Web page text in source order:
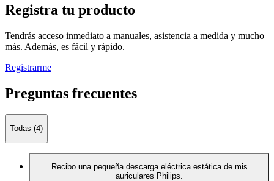
Registra tu producto
Tendrás acceso inmediato a manuales, asistencia a medida y mucho
más. Además, es fácil y rápido.
Registrarme
Preguntas frecuentes
Todas (4)
Recibo una pequeña descarga eléctrica estática de mis
auriculares Philips.